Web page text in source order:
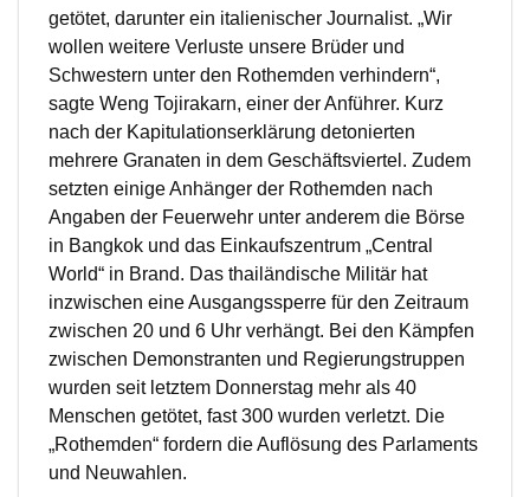
getötet, darunter ein italienischer Journalist. „Wir
wollen weitere Verluste unsere Brüder und
Schwestern unter den Rothemden verhindern“,
sagte Weng Tojirakarn, einer der Anführer. Kurz
nach der Kapitulationserklärung detonierten
mehrere Granaten in dem Geschäftsviertel. Zudem
setzten einige Anhänger der Rothemden nach
Angaben der Feuerwehr unter anderem die Börse
in Bangkok und das Einkaufszentrum „Central
World“ in Brand. Das thailändische Militär hat
inzwischen eine Ausgangssperre für den Zeitraum
zwischen 20 und 6 Uhr verhängt. Bei den Kämpfen
zwischen Demonstranten und Regierungstruppen
wurden seit letztem Donnerstag mehr als 40
Menschen getötet, fast 300 wurden verletzt. Die
„Rothemden“ fordern die Auflösung des Parlaments
und Neuwahlen.